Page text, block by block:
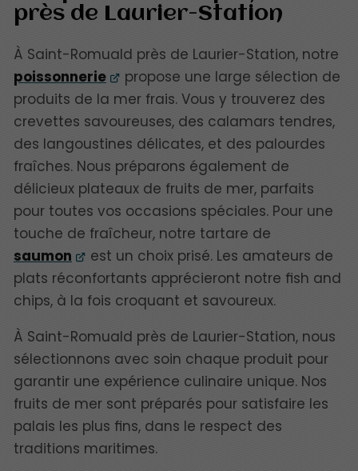
près de Laurier-Station
À Saint-Romuald près de Laurier-Station, notre
poissonnerie
propose une large sélection de
produits de la mer frais. Vous y trouverez des
crevettes savoureuses, des calamars tendres,
des langoustines délicates, et des palourdes
fraîches. Nous préparons également de
délicieux plateaux de fruits de mer, parfaits
pour toutes vos occasions spéciales. Pour une
touche de fraîcheur, notre tartare de
saumon
est un choix prisé. Les amateurs de
plats réconfortants apprécieront notre fish and
chips, à la fois croquant et savoureux.
À Saint-Romuald près de Laurier-Station, nous
sélectionnons avec soin chaque produit pour
garantir une expérience culinaire unique. Nos
fruits de mer sont préparés pour satisfaire les
palais les plus fins, dans le respect des
traditions maritimes.